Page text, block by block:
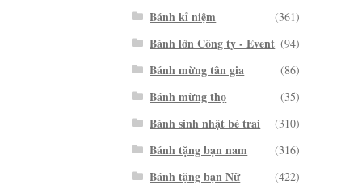
Bánh kỉ niệm (361)
Bánh lớn Công ty - Event (94)
Bánh mừng tân gia (86)
Bánh mừng thọ (35)
Bánh sinh nhật bé trai (310)
Bánh tặng bạn nam (316)
Bánh tặng bạn Nữ (422)